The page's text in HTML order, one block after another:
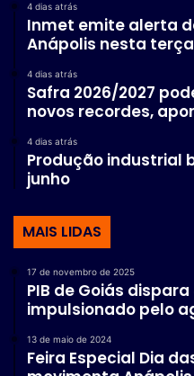
4 dias atrás
Inmet emite alerta
Anápolis nesta
4 dias atrás
Safra 2026/2027
novos recordes,
4 dias atrás
Produção industrial
junho
MAIS LIDAS
17 de novembro de 2025
PIB de Goiás dispara
impulsionado pelo
13 de maio de 2024
Feira Especial Dia